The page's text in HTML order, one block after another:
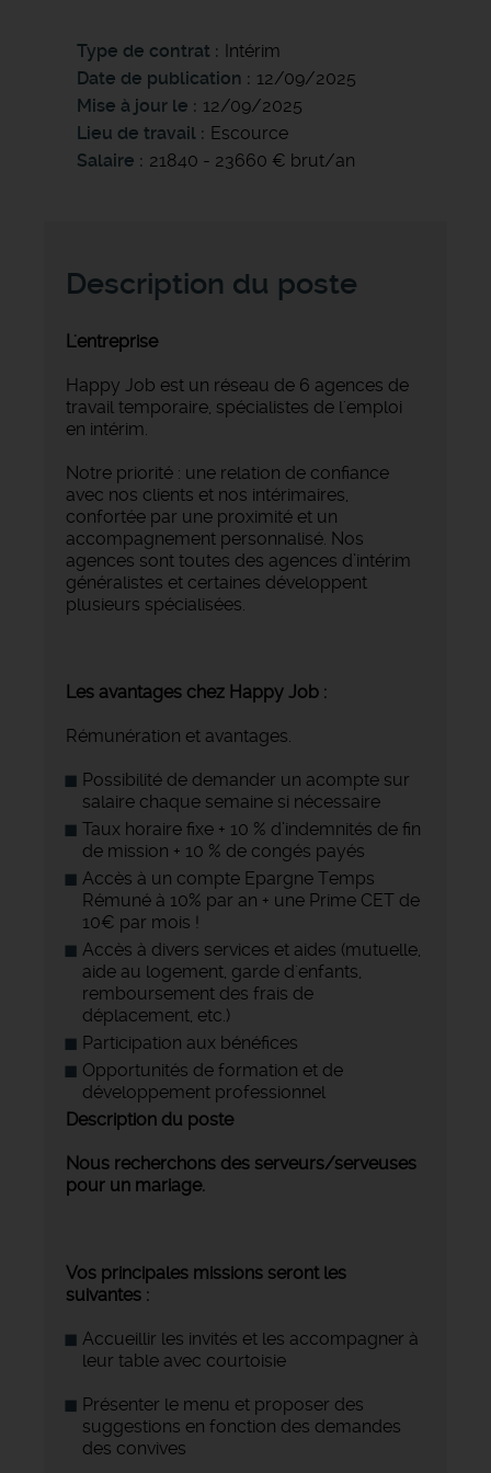
Type de contrat
Intérim
Date de publication
12/09/2025
Mise à jour le
12/09/2025
Lieu de travail
Escource
Salaire
21840 - 23660 € brut/an
Description du poste
L'entreprise
Happy Job est un réseau de 6 agences de
travail temporaire, spécialistes de l'emploi
en intérim.
Notre priorité : une relation de confiance
avec nos clients et nos intérimaires,
confortée par une proximité et un
accompagnement personnalisé. Nos
agences sont toutes des agences d’intérim
généralistes et certaines développent
plusieurs spécialisées.
Les avantages chez Happy Job :
Rémunération et avantages.
Possibilité de demander un acompte sur
salaire chaque semaine si nécessaire
Taux horaire fixe + 10 % d’indemnités de fin
de mission + 10 % de congés payés
Accès à un compte Epargne Temps
Rémuné à 10% par an + une Prime CET de
10€ par mois !
Accès à divers services et aides (mutuelle,
aide au logement, garde d'enfants,
remboursement des frais de
déplacement, etc.)
Participation aux bénéfices
Opportunités de formation et de
développement professionnel
Description du poste
Nous recherchons des serveurs/serveuses
pour un mariage.
Vos principales missions seront les
suivantes :
Accueillir les invités et les accompagner à
leur table avec courtoisie
Présenter le menu et proposer des
suggestions en fonction des demandes
des convives